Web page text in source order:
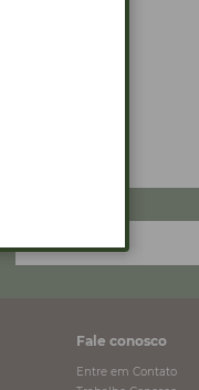
Fale conosco
Entre em Contato